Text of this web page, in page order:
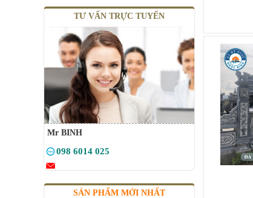
TƯ VẤN TRỰC TUYẾN
Mr BINH
098 6014 025
SẢN PHẨM MỚI NHẤT
MỘ 1 MÁI
Mã SP: MMM008